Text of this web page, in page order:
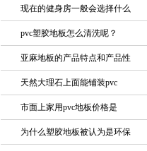
现在的健身房一般会选择什么
pvc塑胶地板怎么清洗呢？
亚麻地板的产品特点和产品性
天然大理石上面能铺装pvc
市面上家用pvc地板价格是
为什么塑胶地板被认为是环保